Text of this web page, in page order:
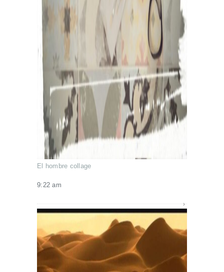
El hombre collage
9:22 am